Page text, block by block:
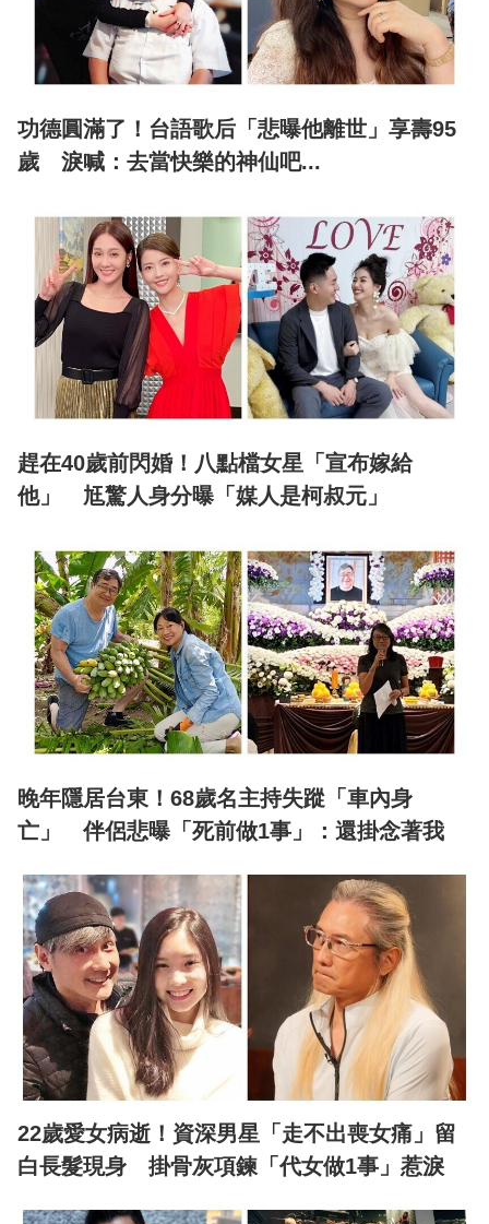
功德圓滿了！台語歌后「悲曝他離世」享壽95
歲 淚喊：去當快樂的神仙吧...
趕在40歲前閃婚！八點檔女星「宣布嫁給
他」 尪驚人身分曝「媒人是柯叔元」
晚年隱居台東！68歲名主持失蹤「車內身
亡」 伴侶悲曝「死前做1事」：還掛念著我
22歲愛女病逝！資深男星「走不出喪女痛」留
白長髮現身 掛骨灰項鍊「代女做1事」惹淚